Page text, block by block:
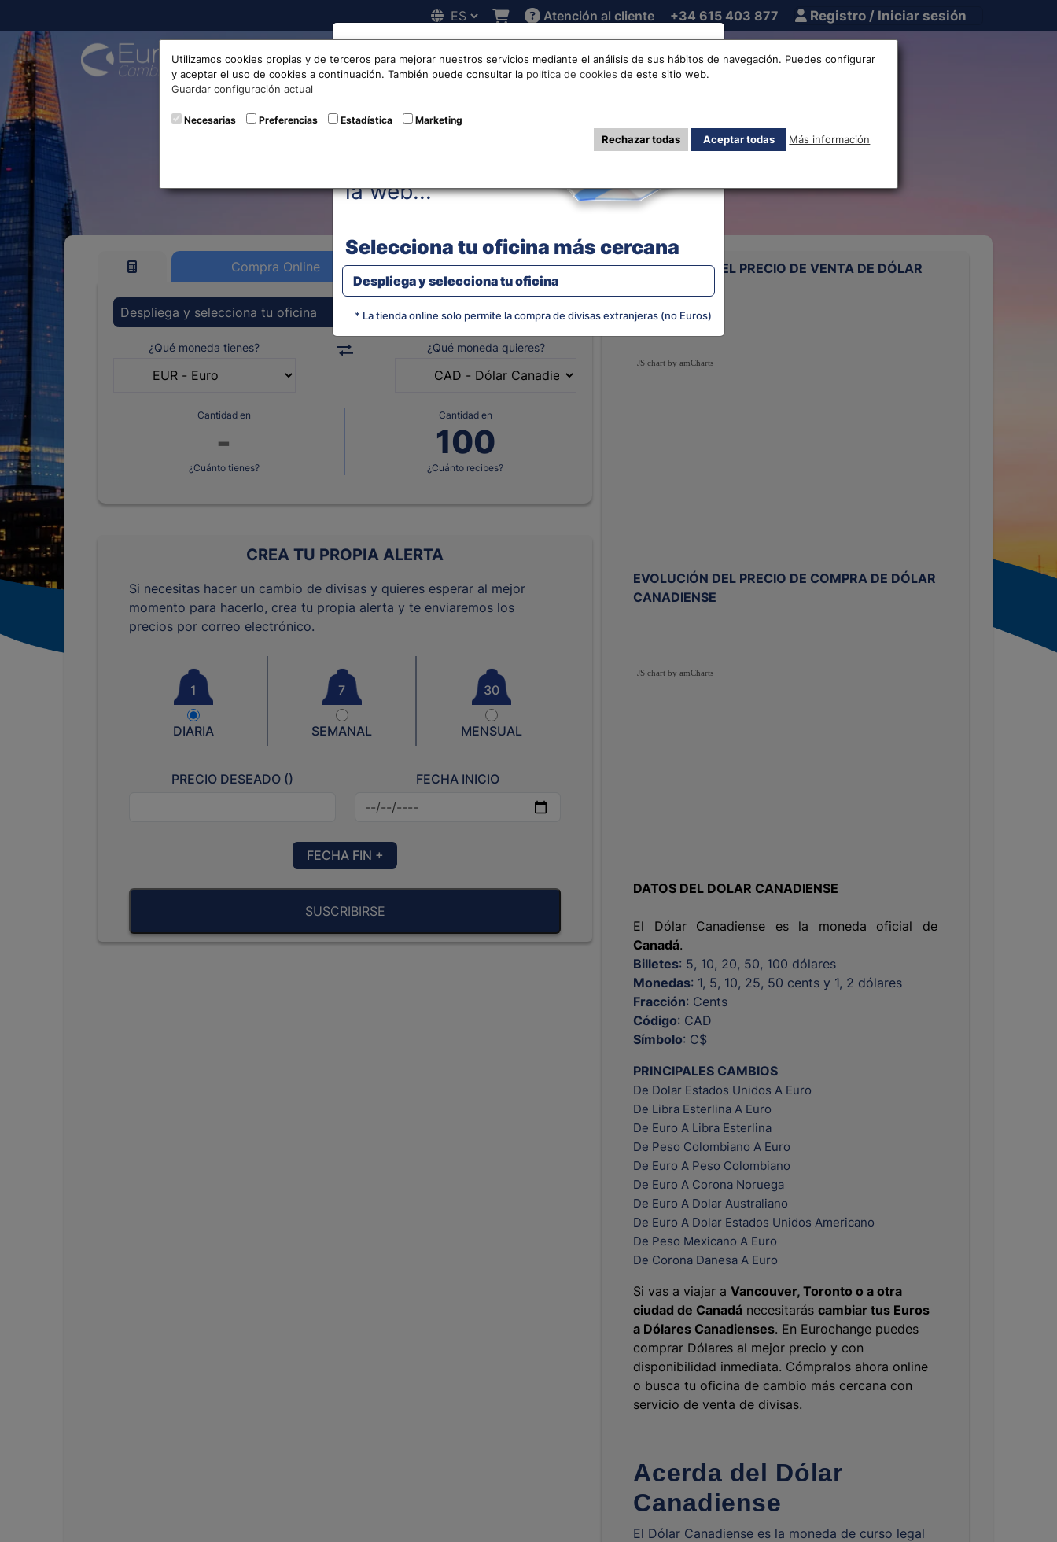
Atención al cliente +34 615 403 877 Registro / Iniciar sesión
Compra online Cotizaciones Localizaciones Trabaja con nosotros Otros
Hola!
la web...
Selecciona tu oficina más cercana
Despliega y selecciona tu oficina
* La tienda online solo permite la compra de divisas extranjeras (no Euros)
Cotización y tipo de cambio de Dólar
canadiense
Compra Online
Despliega y selecciona tu oficina
¿Qué moneda tienes? ¿Qué moneda quieres?
Cantidad en
¿Cuánto tienes?
Cantidad en
¿Cuánto recibes?
CREA TU PROPIA ALERTA
Si necesitas hacer un cambio de divisas y quieres esperar al mejor
momento para hacerlo, crea tu propia alerta y te enviaremos los
precios por correo electrónico.
1
DIARIA
7
SEMANAL
30
MENSUAL
PRECIO DESEADO () FECHA INICIO
FECHA FIN +
SUSCRIBIRSE
EVOLUCIÓN DEL PRECIO DE VENTA DE DÓLAR
JS chart by amCharts
EVOLUCIÓN DEL PRECIO DE COMPRA DE DÓLAR
CANADIENSE
JS chart by amCharts
DATOS DEL DOLAR CANADIENSE
El Dólar Canadiense es la moneda oficial de
Canadá.
Billetes: 5, 10, 20, 50, 100 dólares
Monedas: 1, 5, 10, 25, 50 cents y 1, 2 dólares
Fracción: Cents
Código: CAD
Símbolo: C$
PRINCIPALES CAMBIOS
De Dolar Estados Unidos A Euro
De Libra Esterlina A Euro
De Euro A Libra Esterlina
De Peso Colombiano A Euro
De Euro A Peso Colombiano
De Euro A Corona Noruega
De Euro A Dolar Australiano
De Euro A Dolar Estados Unidos Americano
De Peso Mexicano A Euro
De Corona Danesa A Euro
Si vas a viajar aVancouver, Toronto o a otra
ciudad de Canadá necesitaráscambiar tus Euros
a Dólares Canadienses. En Eurochange puedes
comprar Dólares al mejor precio y con
disponibilidad inmediata. Cómpralos ahora online
o busca tu oficina de cambio más cercana con
servicio de venta de divisas.
Acerda del Dólar
Canadiense
El Dólar Canadiense es la moneda de curso legal
Utilizamos cookies propias y de terceros para mejorar nuestros servicios mediante el análisis de sus hábitos de navegación. Puedes configurar
y aceptar el uso de cookies a continuación. También puede consultar la política de cookies de este sitio web.
Guardar configuración actual
Necesarias Preferencias Estadística Marketing
Rechazar todas Aceptar todas Más información